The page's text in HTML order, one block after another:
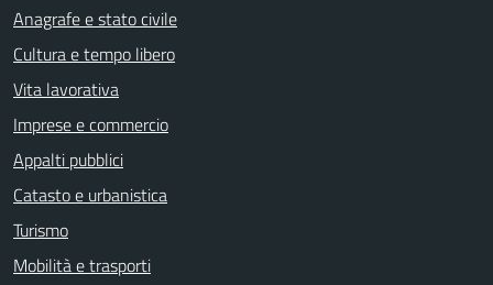
Anagrafe e stato civile
Cultura e tempo libero
Vita lavorativa
Imprese e commercio
Appalti pubblici
Catasto e urbanistica
Turismo
Mobilità e trasporti